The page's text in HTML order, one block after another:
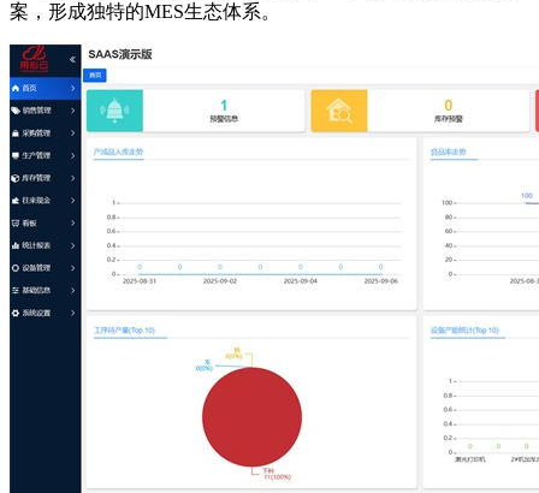
案，形成独特的MES生态体系。